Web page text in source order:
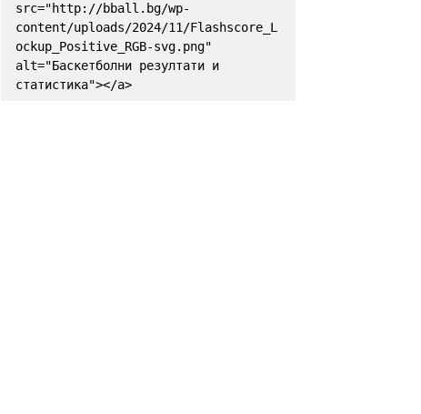
src="http://bball.bg/wp-
content/uploads/2024/11/Flashscore_L
ockup_Positive_RGB-svg.png"
alt="Баскетболни резултати и
статистика"></a>